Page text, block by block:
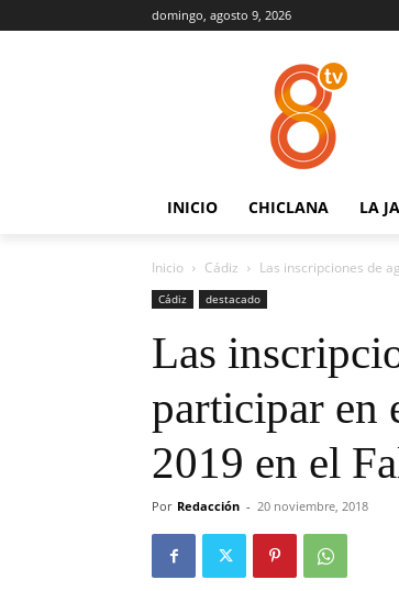
domingo, agosto 9, 2026
INICIO CHICLANA LA
Inicio Cádiz Las inscripciones de
Cádiz destacado
Las
participar en
2019 en el
Por Redacción - 20 noviembre, 2018